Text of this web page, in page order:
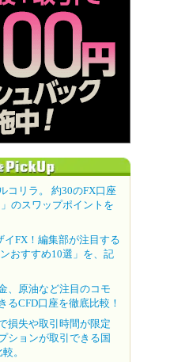
コリラ。 約30のFX口座
のスワップポイントを
イFX！編集部が注目する
おすすめ10選」を、記
、原油など注目のコモ
るCFD口座を徹底比較！
損失や取引時間が限定
ションが取引できる国
。